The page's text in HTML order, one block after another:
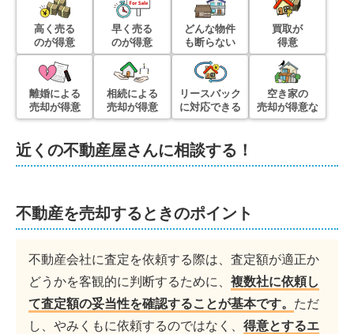
高く売る
のが得意
早く売る
のが得意
どんな物件
も断らない
買取が
得意
離婚による
売却が得意
相続による
売却が得意
リースバック
に対応できる
空き家の
売却が得意な
近くの不動産屋さんに相談する！
不動産を売却するときのポイント
不動産会社に査定を依頼する際は、査定額が適正か
どうかを客観的に判断するために、 複数社に依頼し
て査定額の妥当性を確認することが基本です。 ただ
し、やみくもに依頼するのではなく、 得意とするエ